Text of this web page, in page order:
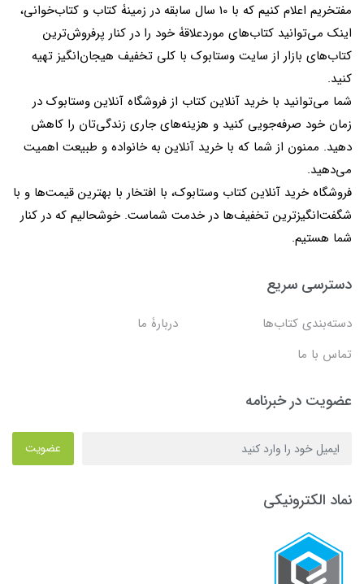
مفتخریم اعلام کنیم که با 10 سال سابقه در زمینۀ کتاب و کتاب‌خوانی،
اینک می‌توانید کتاب‌های موردعلاقۀ خود را در کنار پرفروش‌ترین
کتاب‌های بازار از سایت وستابوک با کلی تخفیف هیجان‌انگیز تهیه
کنید.
شما می‌توانید با خرید آنلاین کتاب از فروشگاه آنلاین وستابوک در
زمان خود صرفه‌جویی کنید و هزینه‌های جاری زندگی‌تان را کاهش
دهید. ممنون از شما که با خرید آنلاین به خانواده و طبیعت اهمیت
می‌دهید.
فروشگاه خرید آنلاین کتاب وستابوک، با افتخار با بهترین قیمت‌ها و با
شگفت‌انگیزترین تخفیف‌ها در خدمت شماست. خوشحالیم که در کنار
شما هستیم.
دسترسی سریع
دسته‌بندی کتاب‌ها
دربارۀ ما
تماس با ما
عضویت در خبرنامه
عضویت
نماد الکترونیکی